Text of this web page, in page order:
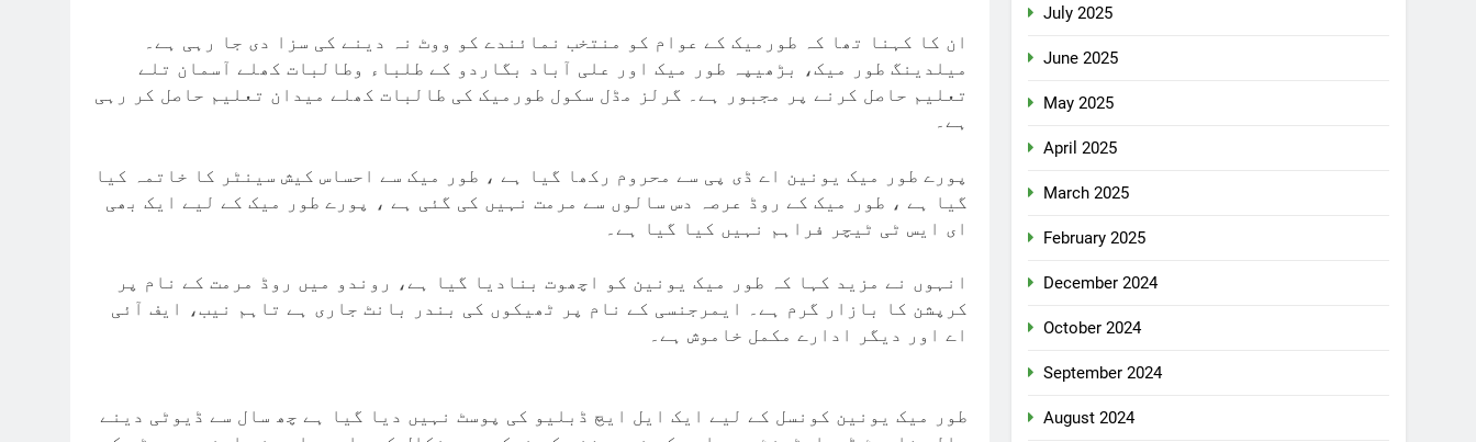
ان کا کہنا تھا کہ طورمیک کے عوام کو منتخب نمائندے کو ووٹ نہ دینے کی سزا دی جا رہی ہے۔
میلدینگ طور میک، بڑھیپہ طور میک اور علی آباد بگاردو کے طلباء وطالبات کھلے آسمان تلے
تعلیم حاصل کرنے پر مجبور ہے۔ گرلز مڈل سکول طورمیک کی طالبات کھلے میدان تعلیم حاصل کر رہی
ہے۔
پورے طور میک یونین اے ڈی پی سے محروم رکھا گیا ہے ، طور میک سے احساس کیش سینٹر کا خاتمہ کیا
گیا ہے ، طور میک کے روڈ عرصہ دس سالوں سے مرمت نہیں کی گئی ہے ، پورے طور میک کے لیے ایک بھی
ای ایس ٹی ٹیچر فراہم نہیں کیا گیا ہے۔
انہوں نے مزید کہا کہ طور میک یونین کو اچھوت بنادیا گیا ہے، روندو میں روڈ مرمت کے نام پر
کرپشن کا بازار گرم ہے۔ ایمرجنسی کے نام پر ٹھیکوں کی بندر بانٹ جاری ہے تاہم نیب، ایف آئی
اے اور دیگر ادارے مکمل خاموش ہے۔
طور میک یونین کونسل کے لیے ایک ایل ایچ ڈبلیو کی پوسٹ نہیں دیا گیا ہے چھ سال سے ڈیوٹی دینے
July 2025
June 2025
May 2025
April 2025
March 2025
February 2025
December 2024
October 2024
September 2024
August 2024